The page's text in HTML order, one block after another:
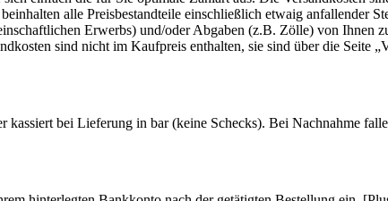
alle Preisbestandteile einschließlich etwaig anfallender
Erwerbs) und/oder Abgaben (z.B. Zölle) von Ihnen
sind nicht im Kaufpreis enthalten, sie sind über die Seite
kassiert bei Lieferung in bar (keine Schecks). Bei Nachnahme